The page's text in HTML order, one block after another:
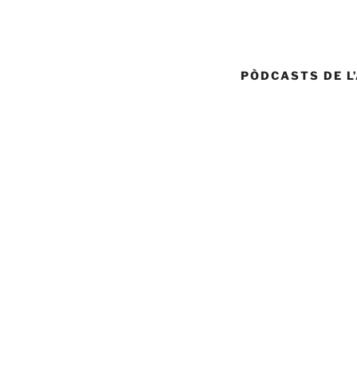
PÒDCASTS DE